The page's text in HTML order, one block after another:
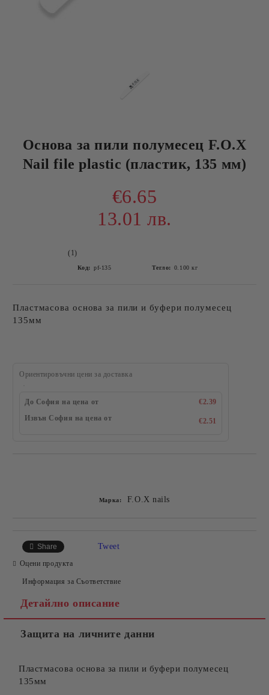
Основа за пили полумесец F.O.X
Nail file plastic (пластик, 135 мм)
€6.65
13.01 лв.
(1)
Код: pf-135 Тегло: 0.100 кг
Пластмасова основа за пили и буфери полумесец
135мм
Ориентировъчни цени за доставка
До София на цена от
€2.39
Извън София на цена от
€2.51
Марка: F.O.X nails
Share Tweet
Оцени продукта
Информация за Съответствие
Детайлно описание
Защита на личните данни
Пластмасова основа за пили и буфери полумесец
135мм